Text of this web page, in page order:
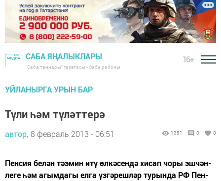
САБА ЯҢАЛЫКЛАРЫ
"Саба таңнары" газетасы - Саба районы
16+
УЙЛАНЫРГА УРЫН БАР
Түли һәм түләттерә
автор, 8 февраль 2013 - 06:51 1381 0 0
Пенсия белән тәэмин итү өлкәсендә хисап чоры эш­чән­
леге һәм агымдагы елга үзгәрешләр турында РФ Пен­